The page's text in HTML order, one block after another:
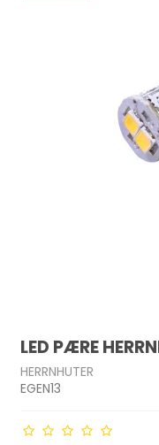
LED PÆRE
HERRNHUTER
EGEN13